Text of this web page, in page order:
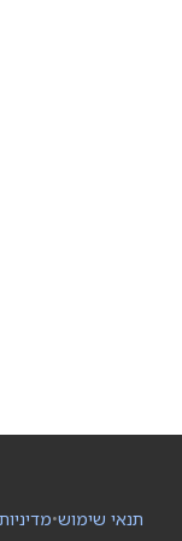
•תנאי שימוש